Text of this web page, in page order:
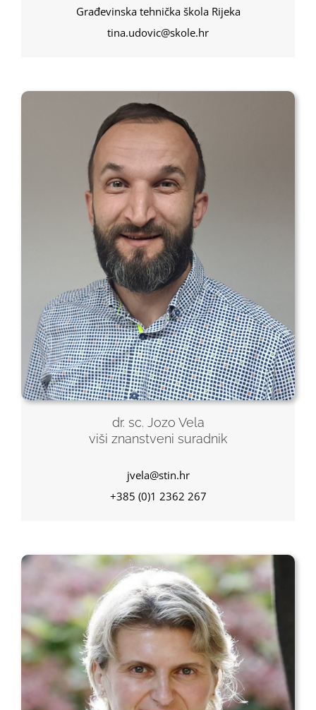
Građevinska tehnička škola Rijeka
tina.udovic@skole.hr
dr. sc. Jozo Vela
viši znanstveni suradnik
jvela@stin.hr
+385 (0)1 2362 267